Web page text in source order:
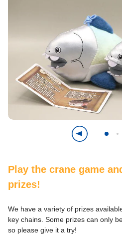
Play the crane game
prizes!
We have a variety of prizes
key chains. Some prizes can only
so please give it a try!